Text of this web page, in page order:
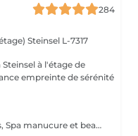
284
Steinsel L-7317
à l'étage de
empreinte de sérénité
Massage corps 1h aux huiles chaudes, Spa manucure et beauté des pieds + bain de paraffine